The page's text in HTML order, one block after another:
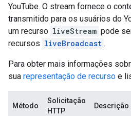
YouTube. O stream fornece o
transmitido para os usuários do
um recurso liveStream pode
recursos liveBroadcast .
Para obter mais informações
sua representação de recurso e
Método
Solicitação
HTTP
Descrição